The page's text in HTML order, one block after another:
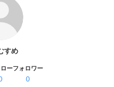
すめ
ーフォロワー
0